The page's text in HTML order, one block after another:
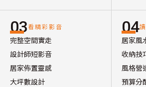
03看精彩影音
完整空間實走
設計師短影音
居家佈置靈感
大坪數設計
04
居家風
收納技
風格營
預算分